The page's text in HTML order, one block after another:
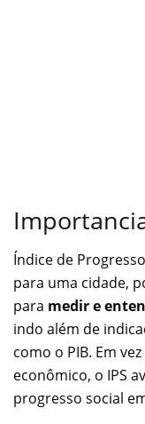
Índice de
para uma cidade,
para medir e
indo além de
como o PIB. Em
econômico, o IPS
progresso social